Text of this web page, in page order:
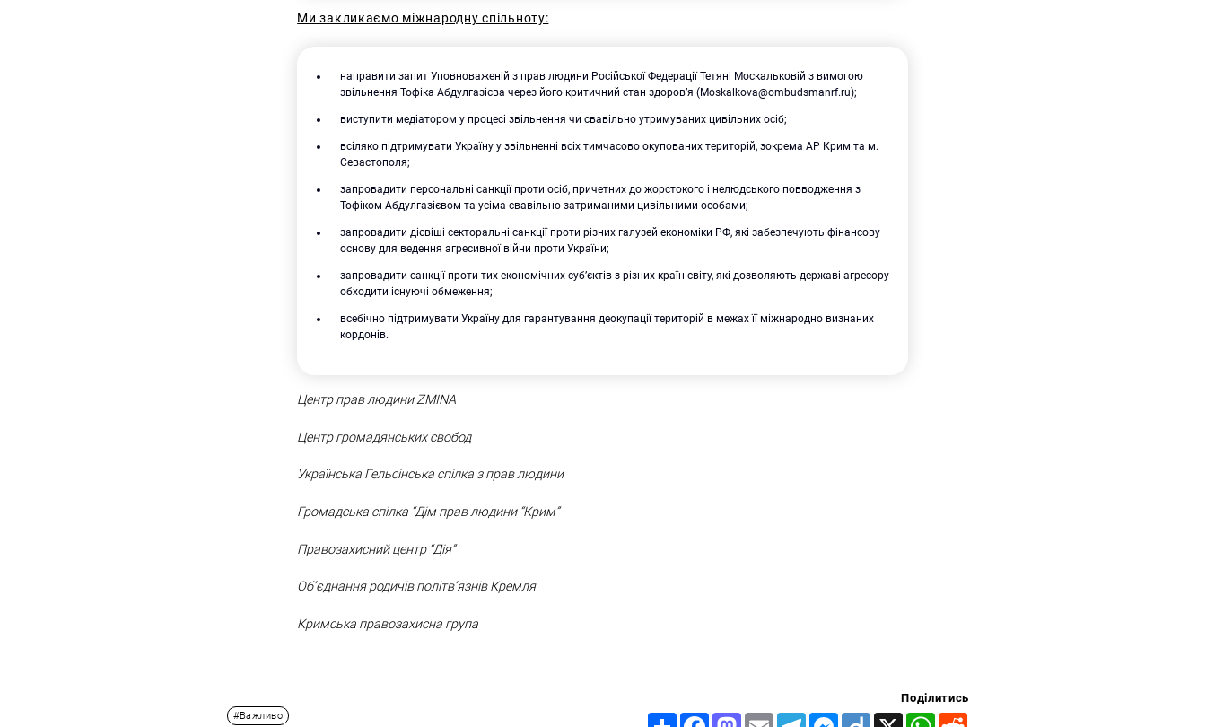
Ми закликаємо міжнародну спільноту:
направити запит Уповноваженій з прав людини Російської Федерації Тетяні Москальковій з вимогою
звільнення Тофіка Абдулгазієва через його критичний стан здоров’я (Moskalkova@ombudsmanrf.ru);
виступити медіатором у процесі звільнення чи свавільно утримуваних цивільних осіб;
всіляко підтримувати Україну у звільненні всіх тимчасово окупованих територій, зокрема АР Крим та м.
Севастополя;
запровадити персональні санкції проти осіб, причетних до жорстокого і нелюдського повводження з
Тофіком Абдулгазієвом та усіма свавільно затриманими цивільними особами;
запровадити дієвіші секторальні санкції проти різних галузей економіки РФ, які забезпечують фінансову
основу для ведення агресивної війни проти України;
запровадити санкції проти тих економічних суб’єктів з різних країн світу, які дозволяють державі-агресору
обходити існуючі обмеження;
всебічно підтримувати Україну для гарантування деокупації територій в межах її міжнародно визнаних
кордонів.
Центр прав людини ZMINA
Центр громадянських свобод
Українська Гельсінська спілка з прав людини
Громадська спілка “Дім прав людини “Крим”
Правозахисний центр “Дія”
Обʼєднання родичів політвʼязнів Кремля
Кримська правозахисна група
#Важливо
Поділитись
Share FacebookMastodon
Email TelegramMessenger
Diigo X WhatsApp